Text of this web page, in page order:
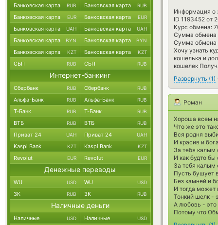
Информация о
ID 1193452 от
Курс обмена:
Сумма обмена
Сумма обмена
Хочу узнать
кошелька и
кошелек
Развернуть (1)
Роман
Хороша всем
Что же это
Вся родня
И красив и
За тебя калым
И как будто бы
За тебя калым
Пусть бушует
Без камней и
И тогда
Тонкий шелк -
А любовь - это
Потому что
Банковская карта RUB Банковская карта RUB
Банковская карта EUR Банковская карта EUR
Банковская карта UAH Банковская карта UAH
Банковская карта BYN Банковская карта BYN
Банковская карта KZT Банковская карта KZT
СБП RUB СБП RUB
Интернет-банкинг
Сбербанк RUB Сбербанк RUB
Альфа-Банк RUB Альфа-Банк RUB
Т-Банк RUB Т-Банк RUB
ВТБ RUB ВТБ RUB
Приват 24 UAH Приват 24 UAH
Kaspi Bank KZT Kaspi Bank KZT
Revolut EUR Revolut EUR
Денежные переводы
WU USD WU USD
ЗК RUB ЗК RUB
Наличные деньги
Наличные USD Наличные USD